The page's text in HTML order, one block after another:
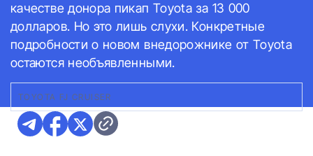
качестве донора пикап Toyota за 13 000
долларов. Но это лишь слухи. Конкретные
подробности о новом внедорожнике от Toyota
остаются необъявленными.
TOYOTA FJ CRUISER